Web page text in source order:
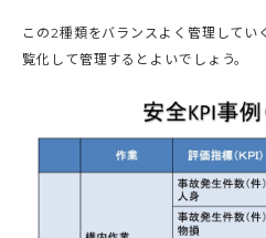
この2種類をバランスよく管理してい
覧化して管理するとよいでしょう。